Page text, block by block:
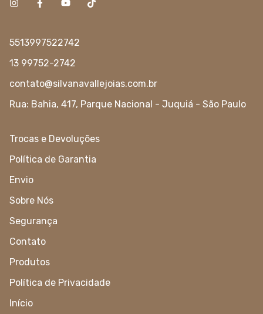
5513997522742
13 99752-2742
contato@silvanavallejoias.com.br
Rua: Bahia, 417, Parque Nacional - Juquiá - São Paulo
Trocas e Devoluções
Política de Garantia
Envio
Sobre Nós
Segurança
Contato
Produtos
Política de Privacidade
Início